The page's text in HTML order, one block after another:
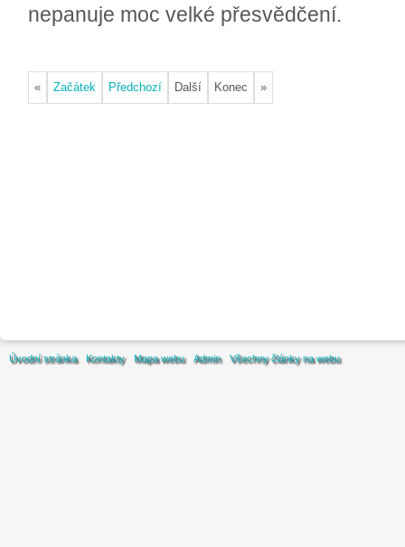
nepanuje moc velké přesvědčení.
« Začátek Předchozí Další Konec »
Úvodní stránka Kontakty Mapa webu Admin Všechny články na webu